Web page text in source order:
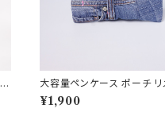
大容量ペンケース ポーチ リ
クデニム生地
¥1,900